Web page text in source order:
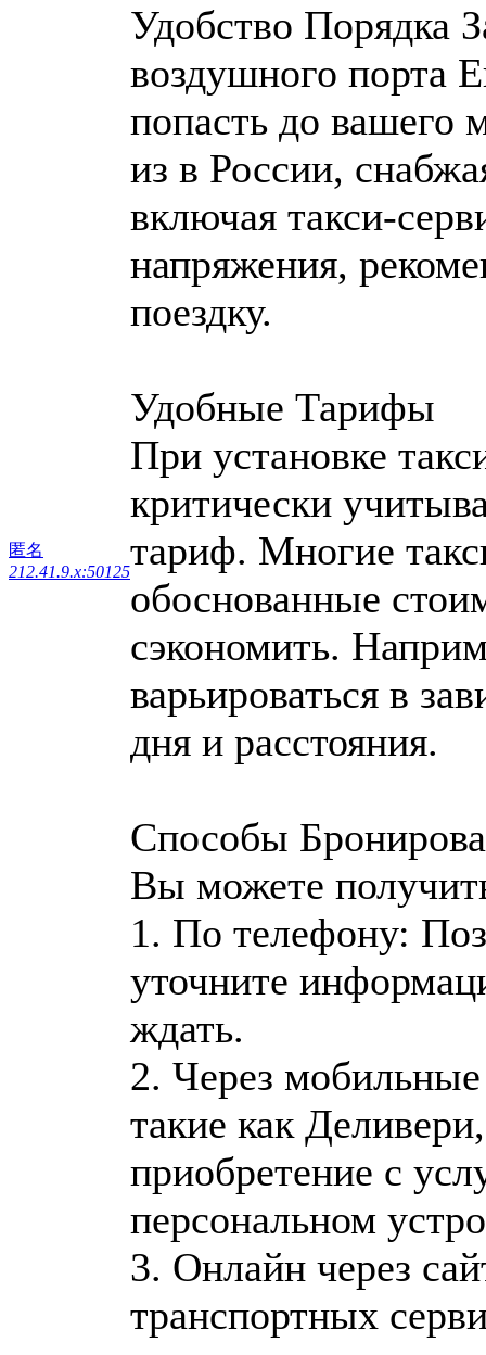
匿名
212.41.9.x:50125
Удобство Порядка
воздушного порта
попасть до вашего
из в России,
включая такси-
напряжения,
поездку.
Удобные Тарифы
При установке
критически
тариф. Многие
обоснованные
сэкономить.
варьироваться в
дня и расстояния.
Способы
Вы можете
1. По телефону:
уточните
ждать.
2. Через
такие как
приобретение с
персональном
3. Онлайн через
транспортных